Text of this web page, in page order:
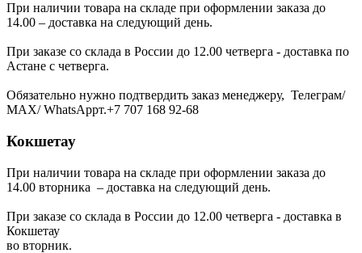
При наличии товара на складе при оформлении заказа до
14.00 – доставка на следующий день.
При заказе со склада в России до 12.00 четверга - доставка по
Астане с четверга.
Обязательно нужно подтвердить заказ менеджеру, Телеграм/
МАХ/ WhatsAppт.+7 707 168 92-68
Кокшетау
При наличии товара на складе при оформлении заказа до
14.00 вторника – доставка на следующий день.
При заказе со склада в России до 12.00 четверга - доставка в
Кокшетау
во вторник.